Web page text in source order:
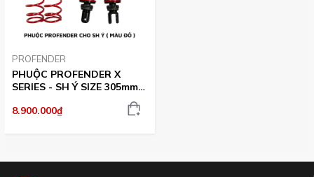
PROFENDER
PHUỘC PROFENDER X
SERIES - SH Ý SIZE 305mm (
8.900.000₫